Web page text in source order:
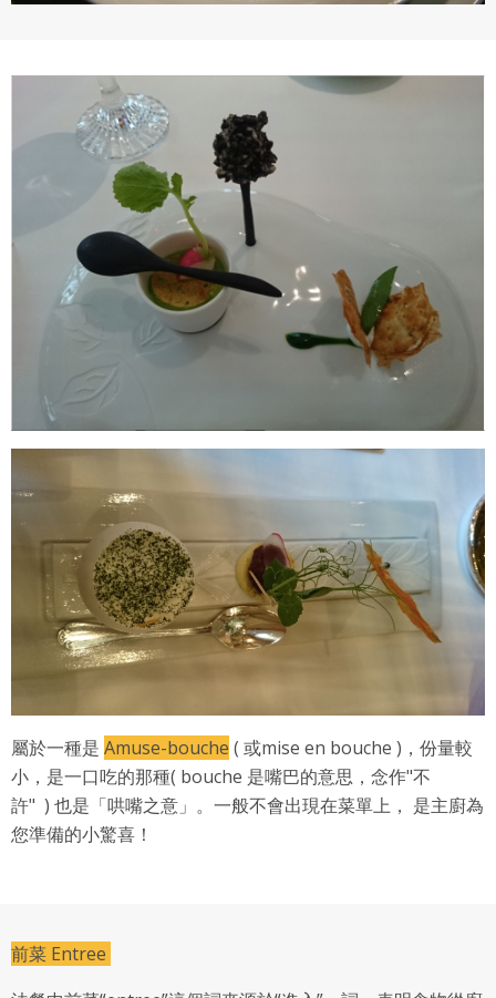
屬於一種是 Amuse-bouche ( 或mise en bouche )，份量較
小，是一口吃的那種( bouche 是嘴巴的意思，念作"不
許" ) 也是「哄嘴之意」。一般不會出現在菜單上， 是主廚為
您準備的小驚喜！
前菜 Entree